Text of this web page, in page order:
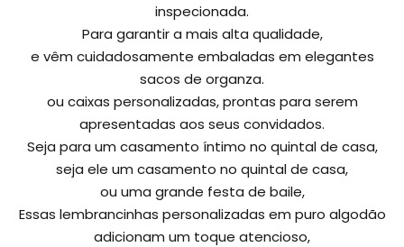
inspecionada.
Para garantir a mais alta qualidade,
e vêm cuidadosamente embaladas em elegantes
sacos de organza.
ou caixas personalizadas, prontas para serem
apresentadas aos seus convidados.
Seja para um casamento íntimo no quintal de casa,
seja ele um casamento no quintal de casa,
ou uma grande festa de baile,
Essas lembrancinhas personalizadas em puro algodão
adicionam um toque atencioso,